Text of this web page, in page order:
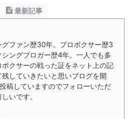
最新記事
グファン歴30年。プロボクサー歴3
シングブロガー歴4年。一人でも多
ボクサーの戦った証をネット上の記
していきたいと思いブログを開
稿していますのでフォローいただ
いです。